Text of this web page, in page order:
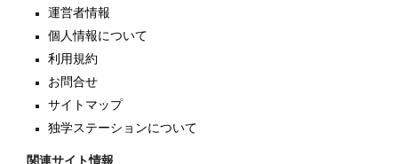
運営者情報
個人情報について
利用規約
お問合せ
サイトマップ
独学ステーションについて
関連サイト情報